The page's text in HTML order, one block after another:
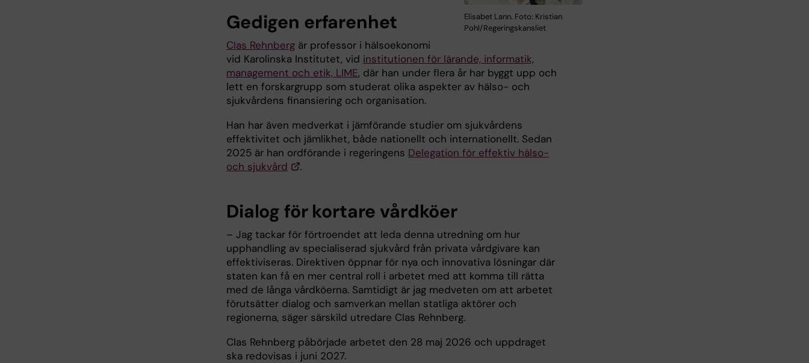
Elisabet Lann. Foto: Kristian
Pohl/Regeringskansliet
Gedigen erfarenhet
Clas Rehnberg är professor i hälsoekonomi
vid Karolinska Institutet, vid institutionen för lärande, informatik,
management och etik, LIME, där han under flera år har byggt upp och
lett en forskargrupp som studerat olika aspekter av hälso- och
sjukvårdens finansiering och organisation.
Han har även medverkat i jämförande studier om sjukvårdens
effektivitet och jämlikhet, både nationellt och internationellt. Sedan
2025 är han ordförande i regeringens Delegation för effektiv hälso-
och sjukvård
.
Dialog för kortare vårdköer
– Jag tackar för förtroendet att leda denna utredning om hur
upphandling av specialiserad sjukvård från privata vårdgivare kan
effektiviseras. Direktiven öppnar för nya och innovativa lösningar där
staten kan få en mer central roll i arbetet med att komma till rätta
med de långa vårdköerna. Samtidigt är jag medveten om att arbetet
förutsätter dialog och samverkan mellan statliga aktörer och
regionerna, säger särskild utredare Clas Rehnberg.
Clas Rehnberg påbörjade arbetet den 28 maj 2026 och uppdraget
ska redovisas i juni 2027.